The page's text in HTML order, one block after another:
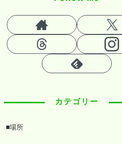
カテゴリー
■場所